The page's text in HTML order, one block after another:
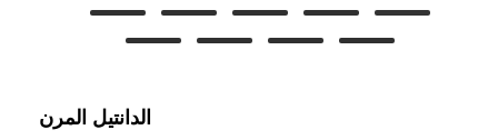
الدانتيل المرن